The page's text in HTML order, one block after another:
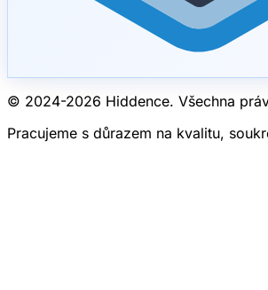
© 2024-2026 Hiddence. Všechna
Pracujeme s důrazem na kvalitu,